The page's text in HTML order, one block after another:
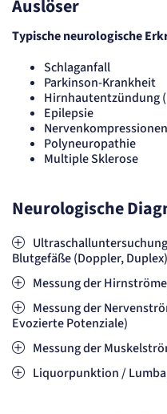
Auslöser
Typische neurologische
Schlaganfall
Parkinson-Krankheit
Hirnhautentzündung
Epilepsie
Polyneuropathie
Multiple Sklerose
Neurologische
Blutgefäße (Doppler, Duplex)
Messung der
Messung der
Evozierte Potenziale)
Messung der
Liquorpunktion /
Zweck:
Cookie Laufzeit:
etracker Analytics
Name:
et_allow_cookies
Anbieter:
etracker GmbH
Cookie Laufzeit:
480 Tage
etracker Analytics
Name:
Anbieter:
etracker GmbH
Zweck:
Erkennung, ob bei dem Besucher die
Cookie Laufzeit: